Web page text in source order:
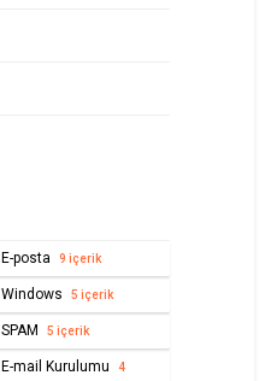
E-posta 9 içerik
Windows 5 içerik
SPAM 5 içerik
E-mail Kurulumu 4